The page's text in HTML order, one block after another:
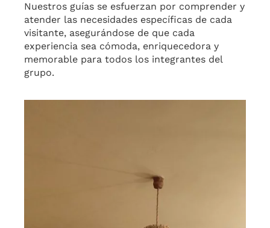
Nuestros guías se esfuerzan por comprender y
atender las necesidades específicas de cada
visitante, asegurándose de que cada
experiencia sea cómoda, enriquecedora y
memorable para todos los integrantes del
grupo.